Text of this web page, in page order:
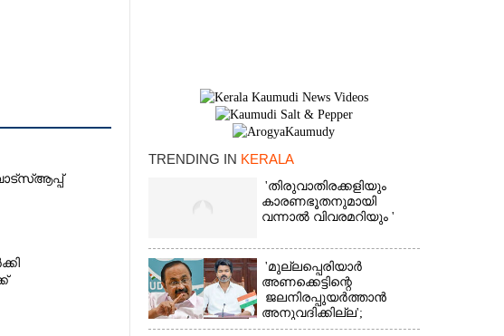
TRENDING IN KERALA
'തിരുവാതിരക്കളിയും
കാരണഭൂതനുമായി
വന്നാൽ വിവരമറിയും '
'മുല്ലപ്പെരിയാർ
അണക്കെട്ടിന്റെ
ജലനിരപ്പുയർത്താൻ
അനുവദിക്കില്ല';
തമിഴ്‌നാട്